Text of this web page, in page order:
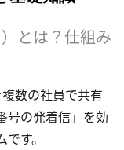
とは？仕組み
数の社員で共有
号の発着信」を効
す。